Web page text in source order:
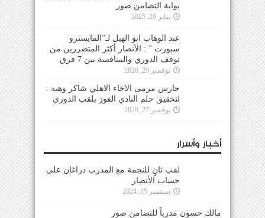
بوابة التضامن صور
يناير 26, 2025
عبد الوهاب ابو الهيل لـ”المايسترو
سبورت ” : الأنصار أكثر المتضررين من
توقف الدوري والمنافسة بين 7 فرق
نوفمبر 29, 2020
حارس مرمى الاخاء الاهلي شاكر وهبه :
لتحقيق حلم النادي الفوز بلقب الدوري
نوفمبر 27, 2020
أخبار وأسرار
لقب ثانٍ للنجمة مع المدرب دراغان على
حساب الأنصار
سبتمبر 15, 2024
مالك حسون مدرباً للتضامن صور